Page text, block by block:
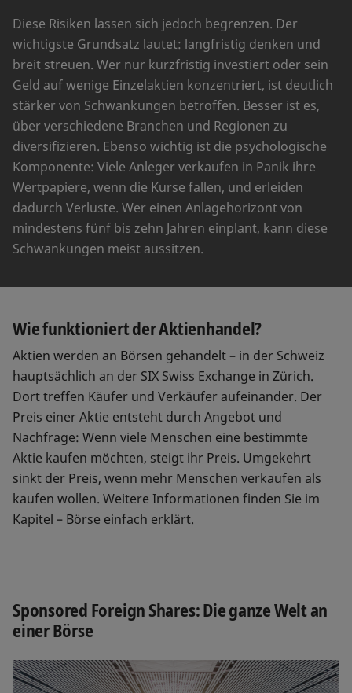
Diese Risiken lassen sich jedoch begrenzen. Der
wichtigste Grundsatz lautet: langfristig denken und
breit streuen. Wer nur kurzfristig investiert oder sein
Geld auf wenige Einzelaktien konzentriert, ist deutlich
stärker von Schwankungen betroffen. Besser ist es,
über verschiedene Branchen und Regionen zu
diversifizieren. Ebenso wichtig ist die psychologische
Komponente: Viele Anleger verkaufen in Panik ihre
Wertpapiere, wenn die Kurse fallen, und erleiden
dadurch Verluste. Wer einen Anlagehorizont von
mindestens fünf bis zehn Jahren einplant, kann diese
Schwankungen meist aussitzen.
Wie funktioniert der Aktienhandel?
Aktien werden an Börsen gehandelt – in der Schweiz
hauptsächlich an der SIX Swiss Exchange in Zürich.
Dort treffen Käufer und Verkäufer aufeinander. Der
Preis einer Aktie entsteht durch Angebot und
Nachfrage: Wenn viele Menschen eine bestimmte
Aktie kaufen möchten, steigt ihr Preis. Umgekehrt
sinkt der Preis, wenn mehr Menschen verkaufen als
kaufen wollen. Weitere Informationen finden Sie im
Kapitel – Börse einfach erklärt.
Sponsored Foreign Shares: Die ganze Welt an
einer Börse